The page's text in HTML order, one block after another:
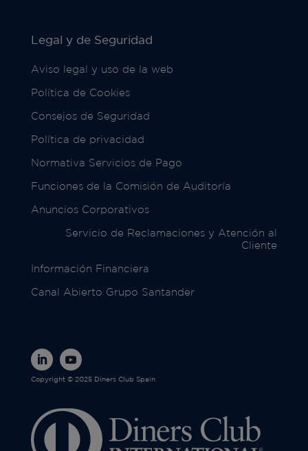
Legal y de Seguridad
Aviso legal y uso de la web
Política de Cookies
Consejos de Seguridad
Política de privacidad
Normativa Servicios de Pago
Funciones de la Comisión de Auditoría
Anuncios Corporativos
Servicio de Reclamaciones y Atención al
Cliente
Información Financiera
Canal Abierto Grupo Santander
Copyright © 2025 Diners Club Spain